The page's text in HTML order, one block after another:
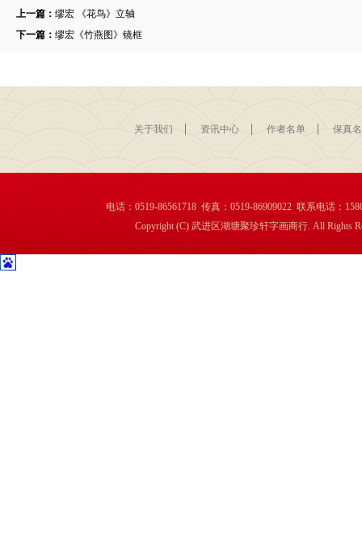
上一篇： 缪宏 《花鸟》立轴
下一篇： 缪宏《竹燕图》镜框
关于我们 资讯中心 作者名单 保真
电话：0519-86561718 传真：0519-86909022 联系电话：
Copyright (C) 武进区湖塘聚珍轩字画商行. All Rights